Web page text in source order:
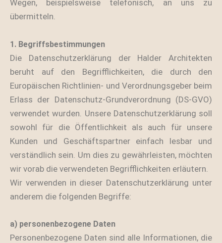
Wegen, beispielsweise telefonisch, an uns zu
übermitteln.
1. Begriffsbestimmungen
Die Datenschutzerklärung der Halder Architekten
beruht auf den Begrifflichkeiten, die durch den
Europäischen Richtlinien- und Verordnungsgeber beim
Erlass der Datenschutz-Grundverordnung (DS-GVO)
verwendet wurden. Unsere Datenschutzerklärung soll
sowohl für die Öffentlichkeit als auch für unsere
Kunden und Geschäftspartner einfach lesbar und
verständlich sein. Um dies zu gewährleisten, möchten
wir vorab die verwendeten Begrifflichkeiten erläutern.
Wir verwenden in dieser Datenschutzerklärung unter
anderem die folgenden Begriffe:
a) personenbezogene Daten
Personenbezogene Daten sind alle Informationen, die